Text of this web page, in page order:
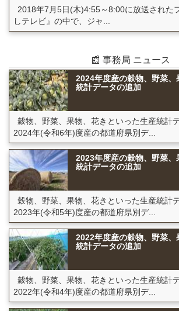
2018年7月5日(木)4:55～8:00に放送された
しテレビ』の中で、ジャ...
📰 事務局 ニュース
2024年度産の穀物、野菜、
統計データの追加
穀物、野菜、果物、花きといった生産統計
2024年(令和6年)度産の都道府県別デ...
2023年度産の穀物、野菜、
統計データの追加
穀物、野菜、果物、花きといった生産統計
2023年(令和5年)度産の都道府県別デ...
2022年度産の穀物、野菜、
統計データの追加
穀物、野菜、果物、花きといった生産統計
2022年(令和4年)度産の都道府県別デ...